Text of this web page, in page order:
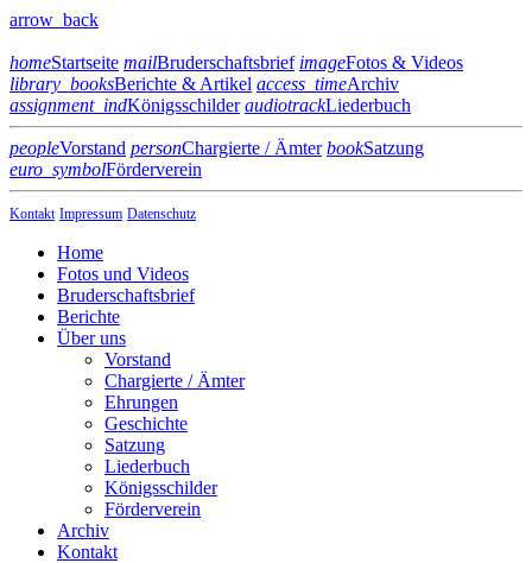
arrow_back
homeStartseite mailBruderschaftsbrief imageFotos & Videos
library_booksBerichte & Artikel access_timeArchiv
assignment_indKönigsschilder audiotrackLiederbuch
peopleVorstand personChargierte / Ämter bookSatzung
euro_symbolFörderverein
Kontakt Impressum Datenschutz
Home
Fotos und Videos
Bruderschaftsbrief
Berichte
Über uns
Vorstand
Chargierte / Ämter
Ehrungen
Geschichte
Satzung
Liederbuch
Königsschilder
Förderverein
Archiv
Kontakt